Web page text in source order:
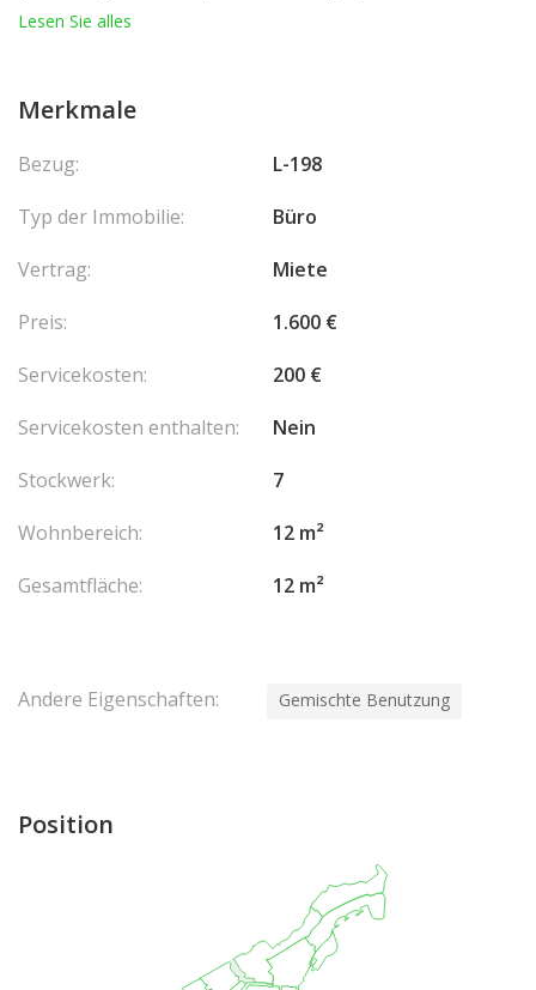
coin thé/café/snack, douche et micro-ondes. Parking à
Lesen Sie alles
Merkmale
Bezug:
L-198
Typ der Immobilie:
Büro
Vertrag:
Miete
Preis:
1.600 €
Servicekosten:
200 €
Servicekosten enthalten:
Nein
Stockwerk:
7
Wohnbereich:
12 m²
Gesamtfläche:
12 m²
Andere Eigenschaften: Gemischte Benutzung
Position